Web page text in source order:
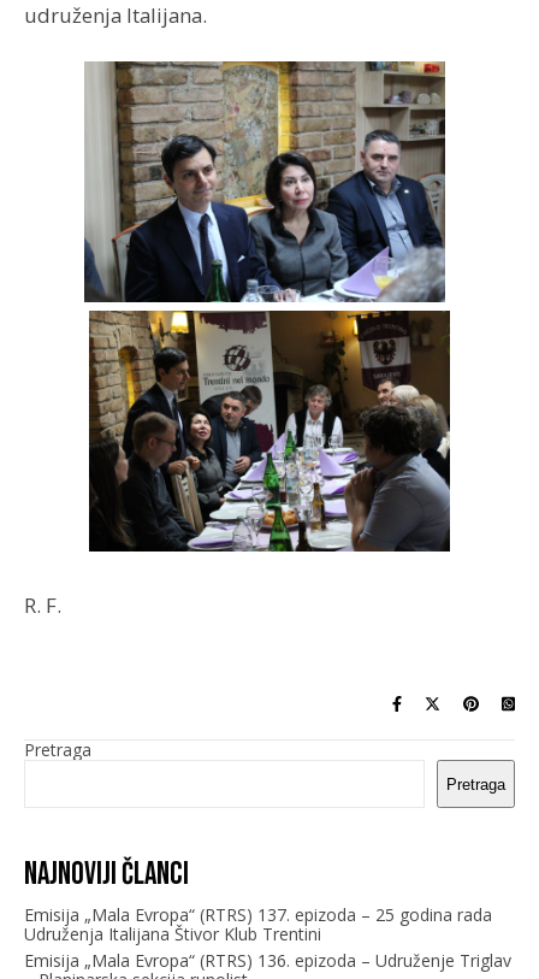
udruženja Italijana.
R. F.
Pretraga
Pretraga
Najnoviji članci
Emisija „Mala Evropa“ (RTRS) 137. epizoda – 25 godina rada
Udruženja Italijana Štivor Klub Trentini
Emisija „Mala Evropa“ (RTRS) 136. epizoda – Udruženje Triglav